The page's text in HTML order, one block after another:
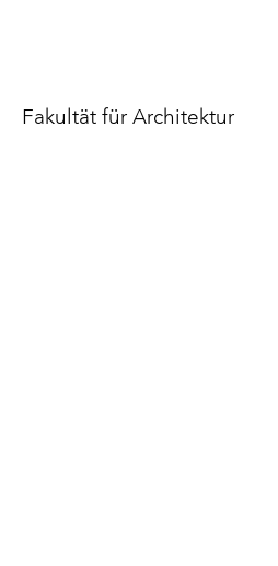
Fakultät für Architektur